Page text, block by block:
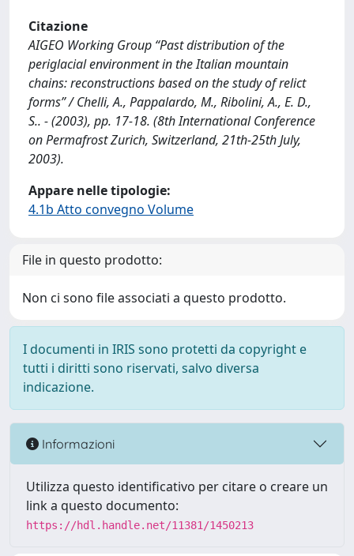
Citazione
AIGEO Working Group “Past distribution of the
periglacial environment in the Italian mountain
chains: reconstructions based on the study of relict
forms” / Chelli, A., Pappalardo, M., Ribolini, A., E. D.,
S.. - (2003), pp. 17-18. (8th International Conference
on Permafrost Zurich, Switzerland, 21th-25th July,
2003).
Appare nelle tipologie:
4.1b Atto convegno Volume
File in questo prodotto:
Non ci sono file associati a questo prodotto.
I documenti in IRIS sono protetti da copyright e
tutti i diritti sono riservati, salvo diversa
indicazione.
Informazioni
Utilizza questo identificativo per citare o creare un
link a questo documento:
https://hdl.handle.net/11381/1450213